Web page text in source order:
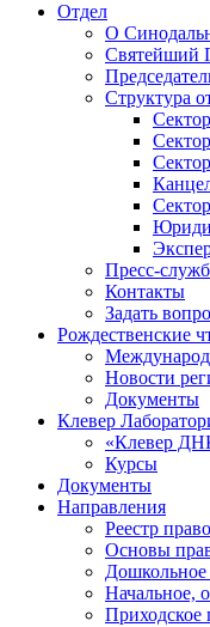
Отдел
О
Святейший
Структура
Пресс-
Контакты
Задать
Рождественские
Новости
Документы
Клевер
«Клевер
Курсы
Документы
Направления
Реестр
Основы
Дошкольное
Начальное,
Приходское